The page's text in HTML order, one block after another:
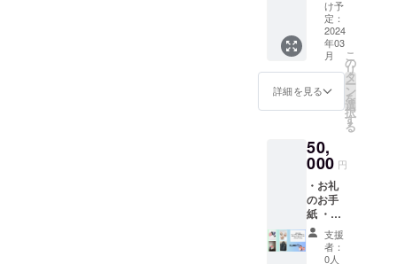
ダブル
ラッセ
ル生
地 縫
製・熱
着 素
材：ダ
ル生地
（ポリ
エステ
ル）
メッ
シュ3層
構造繊
維マス
白から
お選び
頂けま
す。必
ずご選
択くだ
さい。
デザイ
ンはお
任せく
ださ
い。 手
作りの
ため実
際の
礼のお
手紙、
選べる
メル
シーマ
スク、
猫ちゃ
プ2本、
はすの
花
（ペー
パーク
ラフ
ト）、
紙紐
リース
白） ・
猫ちゃ
んレ
ザース
トラッ
プ×２本
・メル
シース
カー ・
紙紐
リース
メル
シーク
ラフト
よりお
礼のお
手紙と
け予
定：
2024
年03
月
詳細を見る
こ
の
リ
タ
ー
ン
を
選
択
す
る
50,
000 円
・お礼
のお手
紙 ・メ
ルシー
マスク2
色セッ
支援
者：
0人